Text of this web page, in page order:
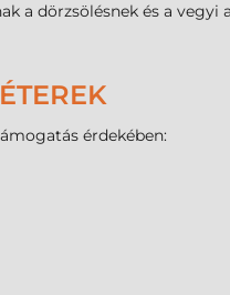
a dörzsölésnek és a
érdekében: